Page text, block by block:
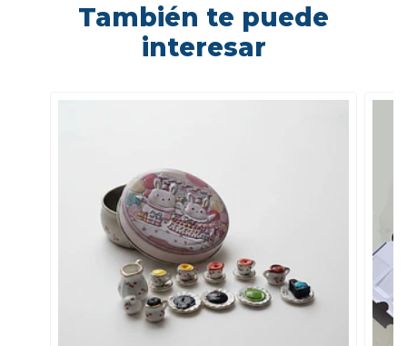
También te puede
interesar